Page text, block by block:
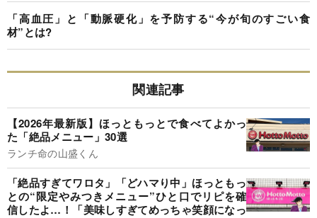
「高血圧」と「動脈硬化」を予防する“今が旬のすごい食
材”とは?
関連記事
【2026年最新版】ほっともっとで食べてよかっ
た「絶品メニュー」30選
ランチ命の山盛くん
「絶品すぎてワロタ」「どハマり中」ほっともっ
との“限定やみつきメニュー”ひと口でリピを確
信したよ…！「美味しすぎてめっちゃ笑顔になっ